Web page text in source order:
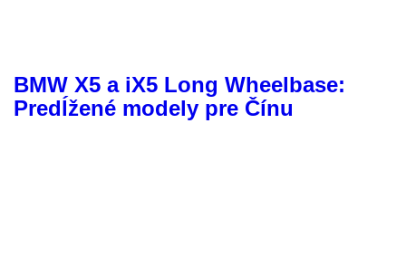
BMW X5 a iX5 Long Wheelbase:
Predĺžené modely pre Čínu